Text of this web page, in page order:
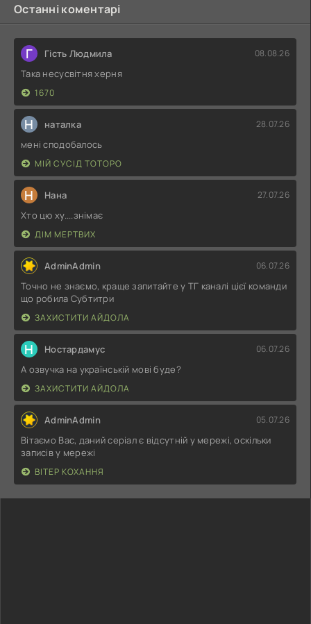
Останні коментарі
Г Гість Людмила 08.08.26
Така несусвітня херня
1670
Н наталка 28.07.26
мені сподобалось
МІЙ СУСІД ТОТОРО
Н Нана 27.07.26
Хто цю ху....знімає
ДІМ МЕРТВИХ
AdminAdmin 06.07.26
Точно не знаємо, краще запитайте у ТГ каналі цієї команди
що робила Субтитри
ЗАХИСТИТИ АЙДОЛА
Н Ностардамус 06.07.26
А озвучка на українській мові буде?
ЗАХИСТИТИ АЙДОЛА
AdminAdmin 05.07.26
Вітаємо Вас, даний серіал є відсутній у мережі, оскільки
записів у мережі
ВІТЕР КОХАННЯ